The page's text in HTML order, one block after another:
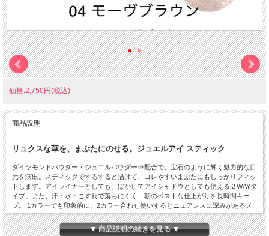
価格:2,750円(税込)
商品説明
リュクスな華を、まぶたにのせる。 ジュエルアイ スティック
ダイヤモンドパウダー・ジュエルパウダー※配合で、宝石のように輝く魅力的な目
元を演出。スティックでするすると描けて、ヨレやすいまぶたにもしっかりフィッ
トします。アイライナーとしても、ぼかしてアイシャドウとしても使える２WAYタ
イプ。また、汗・水・こすれで落ちにくく、朝のベストな仕上がりを長時間キー
プ。 1カラーでも印象的に、2カラー合わせ使いするとニュアンスに深みがあるメ
イクに。
05:ゴールドラメが輝く
▼ 商品説明の続きを見る ▼